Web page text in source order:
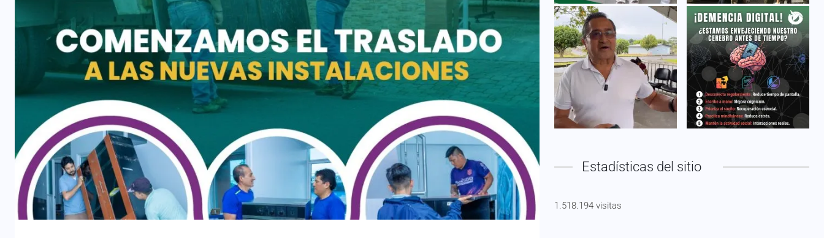
Estadísticas del sitio
1.518.194 visitas